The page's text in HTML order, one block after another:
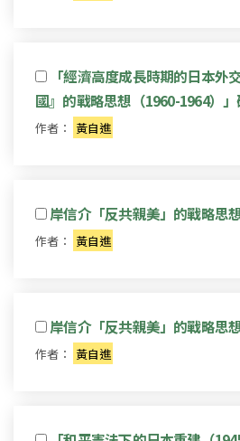
「經濟高度成長時期的日本外
國』的戰略思想（1960-1964）
作者： 黃自進
岸信介「反共親美」的戰略思
作者： 黃自進
岸信介「反共親美」的戰略思
作者： 黃自進